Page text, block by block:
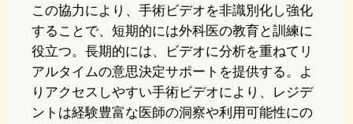
この協力により、手術ビデオを非識別化し強化
することで、短期的には外科医の教育と訓練に
役立つ。長期的には、ビデオに分析を重ねてリ
アルタイムの意思決定サポートを提供する。よ
りアクセスしやすい手術ビデオにより、レジデ
ントは経験豊富な医師の洞察や利用可能性にの